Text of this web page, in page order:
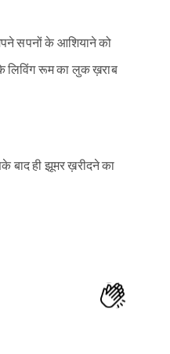
सपनों के आशियाने को
लिविंग रूम का लुक ख़राब
बाद ही झूमर ख़रीदने का